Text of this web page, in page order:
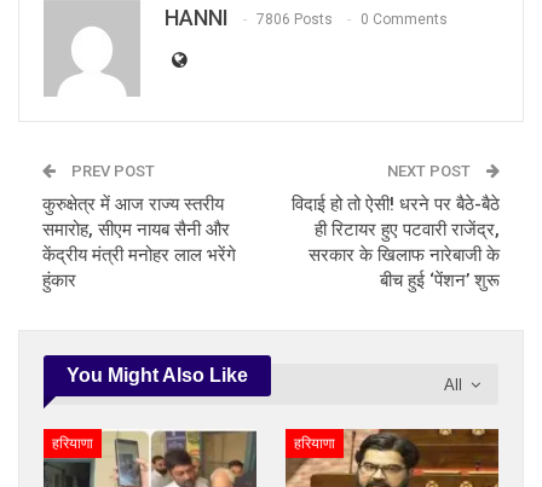
HANNI 7806 Posts 0 Comments
PREV POST
कुरुक्षेत्र में आज राज्य स्तरीय
समारोह, सीएम नायब सैनी और
केंद्रीय मंत्री मनोहर लाल भरेंगे
हुंकार
NEXT POST
विदाई हो तो ऐसी! धरने पर बैठे-बैठे
ही रिटायर हुए पटवारी राजेंद्र,
सरकार के खिलाफ नारेबाजी के
बीच हुई ‘पेंशन’ शुरू
All
You Might Also Like
हरियाणा हरियाणा